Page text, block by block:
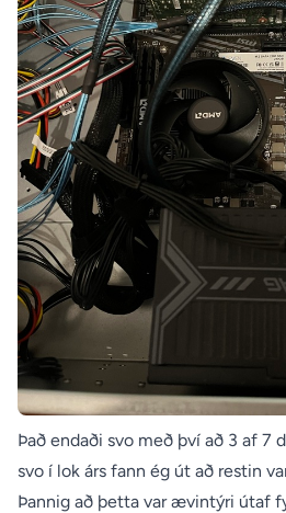
Það endaði svo með því að 3 af 7
svo í lok árs fann ég út að restin
Þannig að þetta var ævintýri útaf